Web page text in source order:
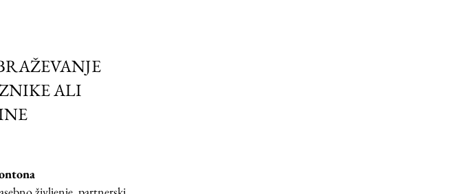
ALI